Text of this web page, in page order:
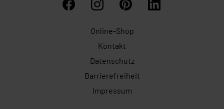
Online-Shop
Kontakt
Datenschutz
Barrierefreiheit
Impressum